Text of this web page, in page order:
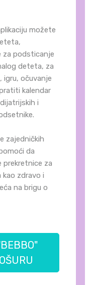
možete
podsticanje
deteta, za
igru, očuvanje
kalendar
i
zajedničkih
da
prekretnice za
zdravo i
na brigu o